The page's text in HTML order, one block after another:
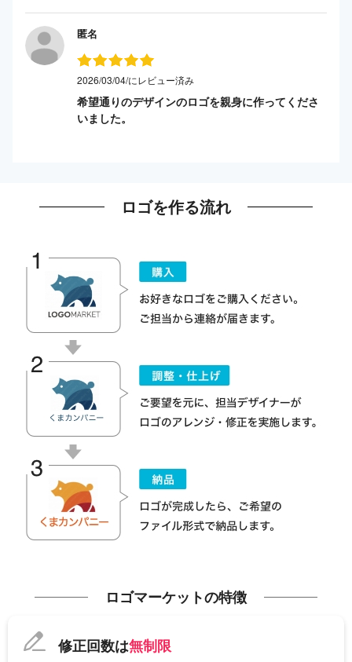
匿名
2026/03/04/にレビュー済み
希望通りのデザインのロゴを親身に作ってくださ
いました。
ロゴを作る流れ
ロゴマーケットの特徴
修正回数は無制限